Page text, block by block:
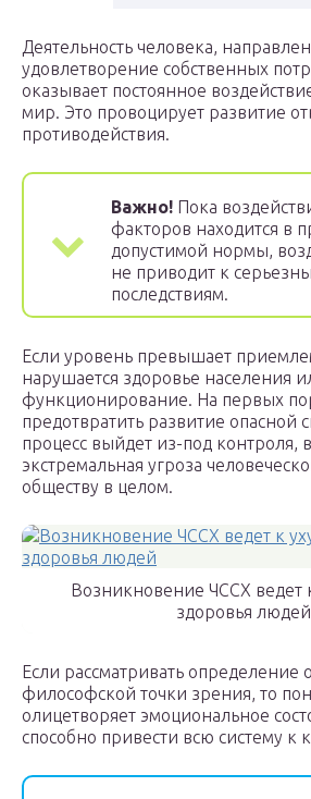
Деятельность человека,
удовлетворение собственных
оказывает постоянное
мир. Это провоцирует развитие
противодействия.
Важно! Пока
факторов находится в
допустимой нормы,
не приводит к
последствиям.
Если уровень превышает
нарушается здоровье населения
функционирование. На первых
предотвратить развитие опасной
процесс выйдет из-под контроля,
экстремальная угроза
обществу в целом.
Возникновение ЧССХ ведет
здоровья людей
Если рассматривать определение
философской точки зрения, то
олицетворяет эмоциональное
способно привести всю систему к